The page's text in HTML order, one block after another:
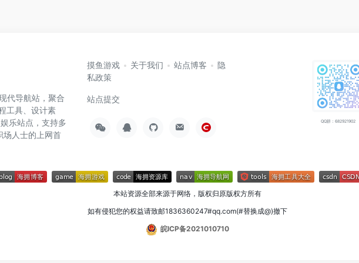
代导航站，聚合
工具、设计素
乐站点，支持多
场人士的上网首
摸鱼游戏 关于我们 站点博客
隐
私政策
站点提交
QQ群：682921902
本站资源全部来源于网络，版权归原版权方所有
如有侵犯您的权益请致邮1836360247#qq.com(#替换成@)撤下
皖ICP备2021010710